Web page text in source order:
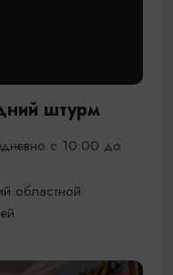
штурм
с 10:00 до
областной